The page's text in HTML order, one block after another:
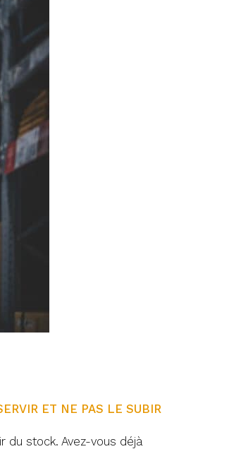
ET NE PAS LE SUBIR
du stock. Avez-vous déjà